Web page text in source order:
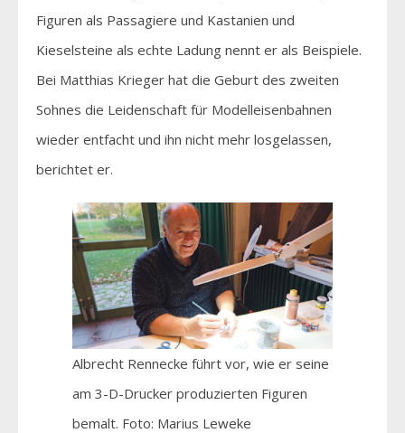
Figuren als Passagiere und Kastanien und
Kieselsteine als echte Ladung nennt er als Beispiele.
Bei Matthias Krieger hat die Geburt des zweiten
Sohnes die Leidenschaft für Modelleisenbahnen
wieder entfacht und ihn nicht mehr losgelassen,
berichtet er.
Albrecht Rennecke führt vor, wie er seine
am 3-D-Drucker produzierten Figuren
bemalt. Foto: Marius Leweke